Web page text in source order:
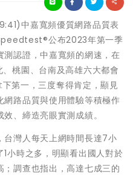
中嘉寬頻優質網路品質表
公布2023年第一季
認證，中嘉寬頻的網速，在
桃園、台南及高雄六大都會
第一，三度奪得肯定，顯見
路品質與使用體驗等積極作
、締造亮眼實測成績。
台灣人每天上網時間長達7小
小時之多，明顯看出國人對於
調查也指出，高達七成三的